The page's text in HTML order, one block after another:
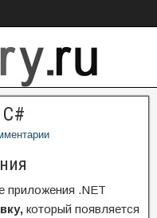
приложения .NET
который появляется